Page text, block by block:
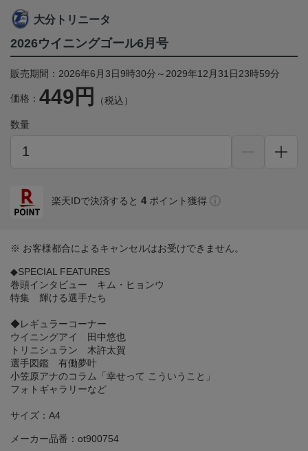
大分トリニータ
2026ウイニングゴール6月号
販売期間：2026年6月3日9時30分～2029年12月31日23時59分
価格： 449円 （税込）
数量
楽天IDで決済すると 4 ポイント獲得
※ お客様都合によるキャンセルはお受けできません。
◆SPECIAL FEATURES
巻頭インタビュー キム・ヒョンウ
特集 輝ける選手たち
◆レギュラーコーナー
ウイニングアイ 田中悠也
トリニシュラン 木許太賀
選手図鑑 有働夢叶
小笠原アナのコラム「幸せって こういうこと」
フォトギャラリーなど
サイズ：A4
メーカー品番：ot900754